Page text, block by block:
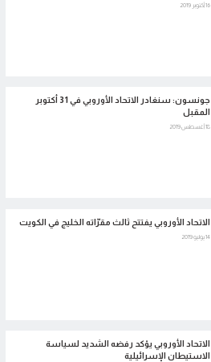
16 أكتوبر 2019
جونسون: سنغادر الاتحاد الأوروبي في 31 أكتوبر
المقبل
18 أغسطس 2019
الاتحاد الأوروبي يفتتح ثالث مقرّاته الخليج في الكويت
14 يوليو 2019
الاتحاد الأوروبي يؤكد رفضه الشديد لسياسة
الاستيطان الإسرائيلية